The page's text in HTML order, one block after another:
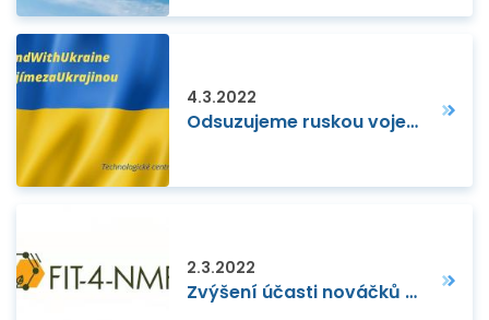
4.3.2022
Odsuzujeme ruskou vojenskou invazi na Ukrajinu
2.3.2022
Zvýšení účasti nováčků v projektech NMP: výzvy, osvědčené postupy a politická opatření